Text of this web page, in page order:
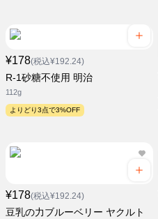
¥178(税込¥192.24)
R-1砂糖不使用 明治
112g
よりどり3点で3%OFF
¥178(税込¥192.24)
豆乳の力ブルーベリー ヤクルト